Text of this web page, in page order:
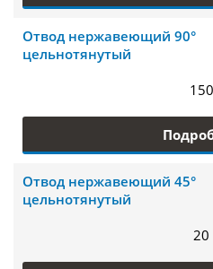
Отвод нержавеющий 90°
цельнотянутый
150
Отвод нержавеющий 45°
цельнотянутый
20